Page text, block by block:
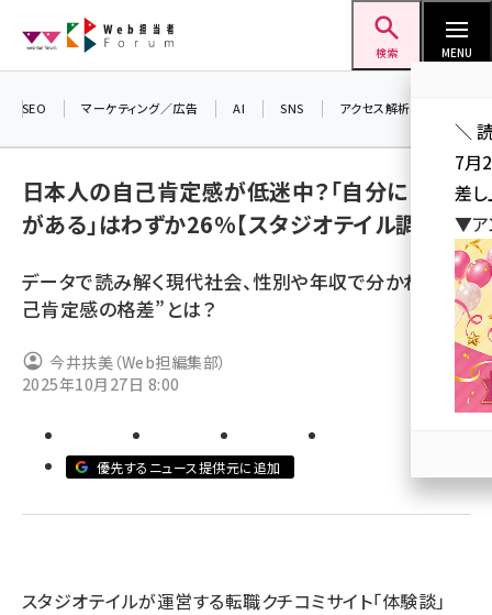
ン
検索 MENU
ai (2799)
note (2308)
z世代 (1617)
SEO マーケティング／広告 AI SNS アクセス解析／データ分析
日本人の自己肯定感が低迷中？「自分に自信
がある」はわずか26%【スタジオテイル調べ】
データで読み解く現代社会、性別や年収で分かれる“自
己肯定感の格差”とは？
今井扶美（Web担編集部）
2025年10月27日 8:00
優先するニュース提供元に追加
スタジオテイルが運営する転職クチコミサイト「体験談」
＼
7月
差し
▼ア